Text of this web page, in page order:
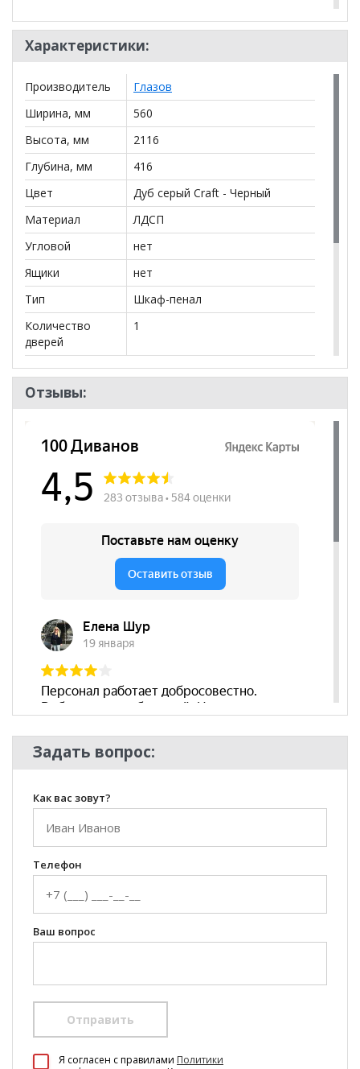
*Дополнительную информацию о том, как купить
OSLO 8 Шкаф для одежды и бельяуточняйте у
нашего менеджера по телефону
**Цены на официальном сайте
действительны только для интернет-магазинаи
могут отличаться от цен в розничных магазинах-
салонах сети!
Характеристики:
Производитель
Глазов
Ширина, мм
560
Высота, мм
2116
Глубина, мм
416
Цвет
Дуб серый Craft - Черный
Материал
ЛДСП
Угловой
нет
Ящики
нет
Тип
Шкаф-пенал
Количество
дверей
1
Количество
полок
4
Штанга
нет
Бренд
Комната
Прихожая, Гостиная, Спальня
Отзывы:
Задать вопрос:
Как вас зовут?
Телефон
Ваш вопрос
Отправить
Я согласен c правилами Политики